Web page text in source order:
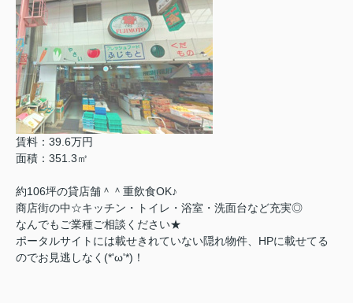
賃料：39.6万円
面積：351.3㎡
約106坪の貸店舗＾＾重飲食OK♪
商店街の中☆キッチン・トイレ・浴室・洗面台など充実◎
なんでもご業種ご相談ください★
ポータルサイトには載せきれていない隠れ物件、HPに載せてる
のでお見逃しなく(*'ω'*)！